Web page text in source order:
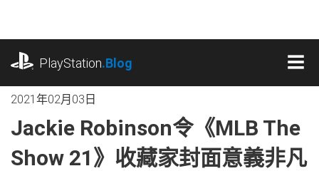
內
PlayStation.Blog
2021年02月03日
Jackie Robinson令《MLB The
Show 21》收藏家封面意義非凡